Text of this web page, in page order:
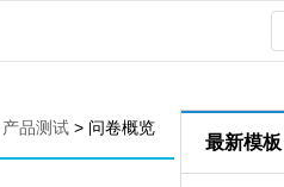
产品测试 > 问卷概览
最新模板